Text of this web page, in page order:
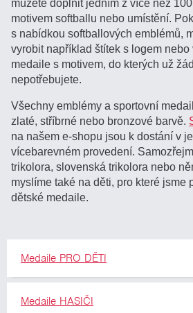
můžete doplnit jedním z více než
motivem softballu nebo umístění.
s nabídkou softballových emblémů,
vyrobit například štítek s logem nebo
medaile s motivem, do kterých už
nepotřebujete.
Všechny emblémy a sportovní
zlaté, stříbrné nebo bronzové barvě.
na našem e-shopu jsou k dostání v
vícebarevném provedení.
trikolora, slovenská trikolora nebo
myslíme také na děti, pro které jsme
dětské medaile.
Medaile PRO DĚTI
Medaile HASIČI